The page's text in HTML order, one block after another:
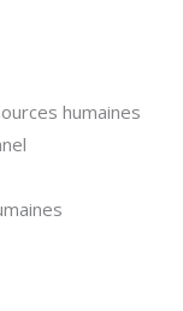
humaines